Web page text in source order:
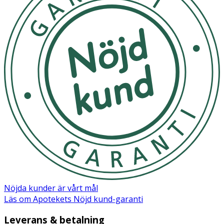
Innehåll
Helianthus Annuus (Sunflower) Seed Oil*, Caprylic/Capric
Triglyceride, Cocos Nucifera (Coconut) Oil*, Hippophae
Rhamnoides (Sea Buckthorn) Fruit Extract*, Agonis
Fragrans (Fragonia) Branch/Leaf Oil*, Rosmarinus
Officinalis (Rosemary) Leaf Extract*, Tocopherol,
Parfum* (Essential Oil), Linalool*, Limonene*,
Citronellol*, Geraniol*. *Certified Organic.
Nöjda kunder är vårt mål
Läs om Apotekets Nöjd kund-garanti
Leverans & betalning